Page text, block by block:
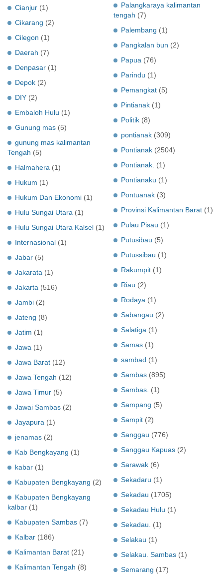
Cianjur (1)
Cikarang (2)
Cilegon (1)
Daerah (7)
Denpasar (1)
Depok (2)
DIY (2)
Embaloh Hulu (1)
Gunung mas (5)
gunung mas kalimantan
Tengah (5)
Halmahera (1)
Hukum (1)
Hukum Dan Ekonomi (1)
Hulu Sungai Utara (1)
Hulu Sungai Utara Kalsel (1)
Internasional (1)
Jabar (5)
Jakarata (1)
Jakarta (516)
Jambi (2)
Jateng (8)
Jatim (1)
Jawa (1)
Jawa Barat (12)
Jawa Tengah (12)
Jawa Timur (5)
Jawai Sambas (2)
Jayapura (1)
jenamas (2)
Kab Bengkayang (1)
kabar (1)
Kabupaten Bengkayang (2)
Kabupaten Bengkayang
kalbar (1)
Kabupaten Sambas (7)
Kalbar (186)
Kalimantan Barat (21)
Kalimantan Tengah (8)
Palangkaraya kalimantan
tengah (7)
Palembang (1)
Pangkalan bun (2)
Papua (76)
Parindu (1)
Pemangkat (5)
Pintianak (1)
Politik (8)
pontianak (309)
Pontianak (2504)
Pontianak. (1)
Pontianaku (1)
Pontuanak (3)
Provinsi Kalimantan Barat (1)
Pulau Pisau (1)
Putusibau (5)
Putussibau (1)
Rakumpit (1)
Riau (2)
Rodaya (1)
Sabangau (2)
Salatiga (1)
Samas (1)
sambad (1)
Sambas (895)
Sambas. (1)
Sampang (5)
Sampit (2)
Sanggau (776)
Sanggau Kapuas (2)
Sarawak (6)
Sekadaru (1)
Sekadau (1705)
Sekadau Hulu (1)
Sekadau.
(1)
Selakau (1)
Selakau. Sambas (1)
Semarang (17)